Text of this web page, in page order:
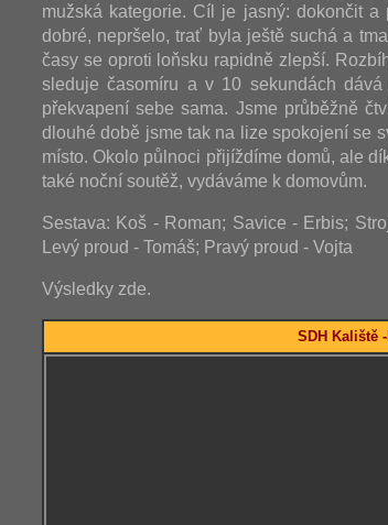
mužská kategorie. Cíl je jasný: dokončit
dobré, nepršelo, trať byla ještě suchá a
časy se oproti loňsku rapidně zlepší.
sleduje časomíru a v 10 sekundách
překvapení sebe sama. Jsme průběžně
dlouhé době jsme tak na lize spokojení se
místo. Okolo půlnoci přijíždíme domů, ale
také noční soutěž, vydáváme k domovům.
Sestava: Koš - Roman; Savice - Erbis;
Levý proud - Tomáš; Pravý proud - Vojta
Výsledky zde.
SDH Kaliště